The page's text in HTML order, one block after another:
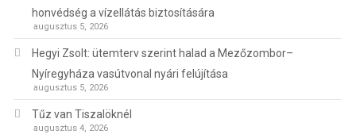
honvédség a vízellátás biztosítására
augusztus 5, 2026
Hegyi Zsolt: ütemterv szerint halad a Mezőzombor–
Nyíregyháza vasútvonal nyári felújítása
augusztus 5, 2026
Tűz van Tiszalöknél
augusztus 4, 2026